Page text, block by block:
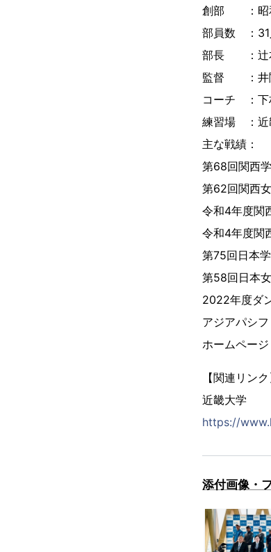
創部 ：昭和
部員数 ：31
部長 ：辻
監督 ：井
コーチ ：
練習場 ：近
主な戦績：
第68回関西
第62回関西
令和4年度関
令和4年度関
第75回日本
第58回日本
2022年度ダ
アジアパシ
ホームページ
【関連リンク
近畿大学
https://
添付画像・